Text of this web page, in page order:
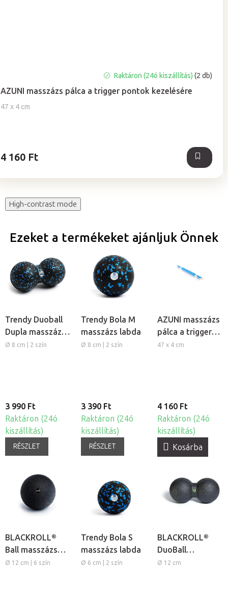
AZUNI masszázs pálca a trigger pontok kezelésére
47 x 4 cm
átlagos
értékelése
Raktáron (24ó kiszállítás)(2 db)
4 160 Ft
High-contrast mode
Ezeket a termékeket ajánljuk Önnek
Trendy Duoball
Dupla masszázs
labda
Ø 8 cm | 2 szín
3 990 Ft
Raktáron (24ó
kiszállítás)
RÉSZLET
Trendy Bola M
masszázs labda
Ø 8 cm | 2 szín
3 390 Ft
Raktáron (24ó
kiszállítás)
RÉSZLET
AZUNI masszázs
pálca a trigger
pontok
47 x 4 cm
4 160 Ft
Raktáron (24ó
kiszállítás)
Kosárba
BLACKROLL®
Ball masszázs
labda
Ø 12 cm | 6 szín
Trendy Bola S
masszázs labda
Ø 6 cm | 2 szín
BLACKROLL®
DuoBall
masszázs labda
Ø 12 cm